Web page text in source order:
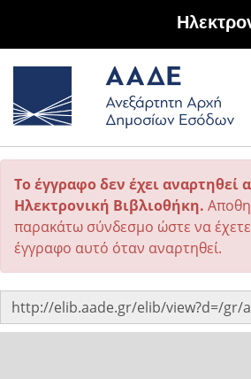
Το έγγραφο δεν έχει αναρτηθεί
Ηλεκτρονική Βιβλιοθήκη.
παρακάτω σύνδεσμο ώστε να
έγγραφο αυτό όταν αναρτηθεί.